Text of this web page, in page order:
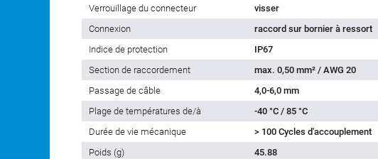
Verrouillage du connecteur
visser
Connexion
raccord sur bornier à ressort
Indice de protection
IP67
Section de raccordement
max. 0,50 mm² / AWG 20
Passage de câble
4,0-6,0 mm
Plage de températures de/à
-40 °C / 85 °C
Durée de vie mécanique
> 100 Cycles d'accouplement
Poids (g)
45.88